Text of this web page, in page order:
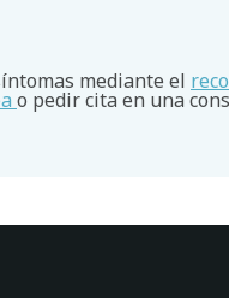
mediante el
o pedir cita en una